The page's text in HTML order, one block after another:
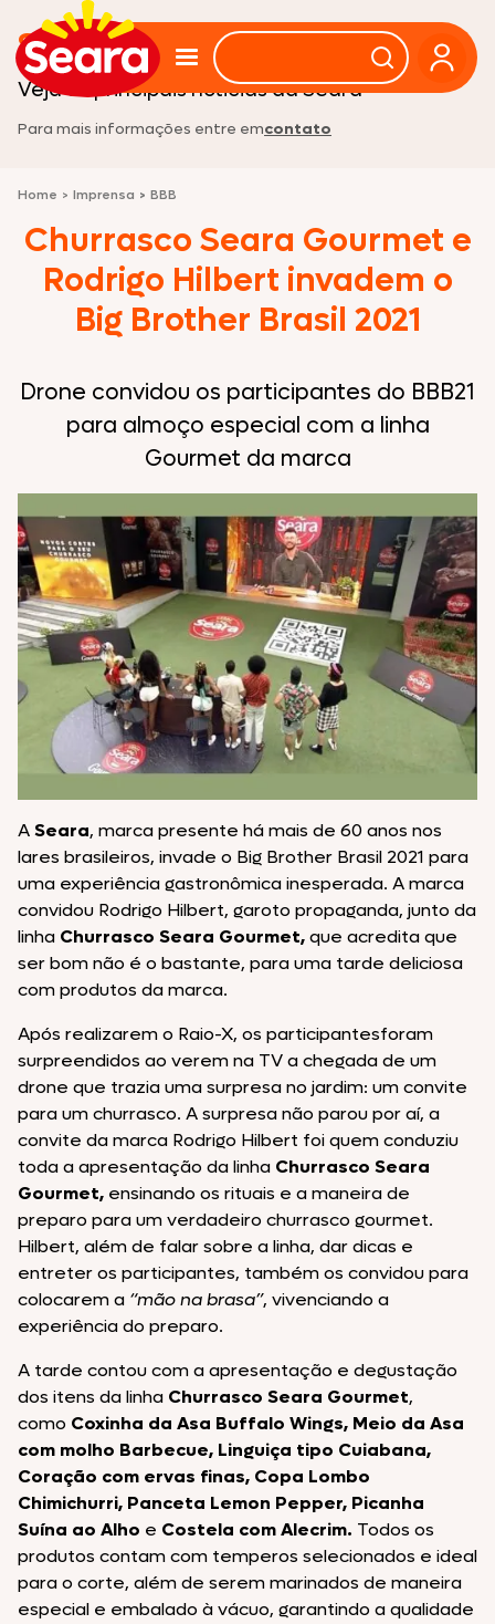
Sala de imprensa
Veja as principais noticias da Seara
Para mais informações entre emcontato
Home > Imprensa > BBB
Churrasco Seara Gourmet e
Rodrigo Hilbert invadem o
Big Brother Brasil 2021
Drone convidou os participantes do BBB21
para almoço especial com a linha
Gourmet da marca
ASeara, marca presente há mais de 60 anos nos
lares brasileiros, invade o Big Brother Brasil 2021 para
uma experiência gastronômica inesperada. A marca
convidou Rodrigo Hilbert, garoto propaganda, junto da
linha Churrasco Seara Gourmet,que acredita que
ser bom não é o bastante, para uma tarde deliciosa
com produtos da marca.
Após realizarem o Raio-X, os participantesforam
surpreendidos ao verem na TV a chegada de um
drone que trazia uma surpresa no jardim: um convite
para um churrasco. A surpresa não parou por aí, a
convite da marca Rodrigo Hilbert foi quem conduziu
toda a apresentação da linha Churrasco Seara
Gourmet, ensinando os rituais e a maneira de
preparo para um verdadeiro churrasco gourmet.
Hilbert, além de falar sobre a linha, dar dicas e
entreter os participantes, também os convidou para
colocarem a “mão na brasa”, vivenciando a
experiência do preparo.
A tarde contou com a apresentação e degustação
dos itens da linha Churrasco Seara Gourmet,
como Coxinha da Asa Buffalo Wings, Meio da Asa
com molho Barbecue, Linguiça tipo Cuiabana,
Coração com ervas finas, Copa Lombo
Chimichurri, Panceta Lemon Pepper, Picanha
Suína ao Alho e Costela com Alecrim. Todos os
produtos contam com temperos selecionados e ideal
para o corte, além de serem marinados de maneira
especial e embalado à vácuo, garantindo a qualidade